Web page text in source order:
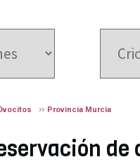
Provincia Murcia
de